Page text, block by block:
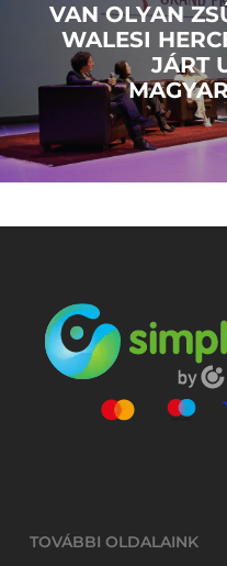
VAN OLYAN
WALESI
JÁRT
TOVÁBBI OLDALAINK